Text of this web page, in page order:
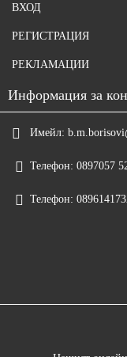
ВХОД
РЕГИСТРАЦИЯ
РЕКЛАМАЦИИ
Информация за
Имейл:
Телефон: 0897057
Телефон: